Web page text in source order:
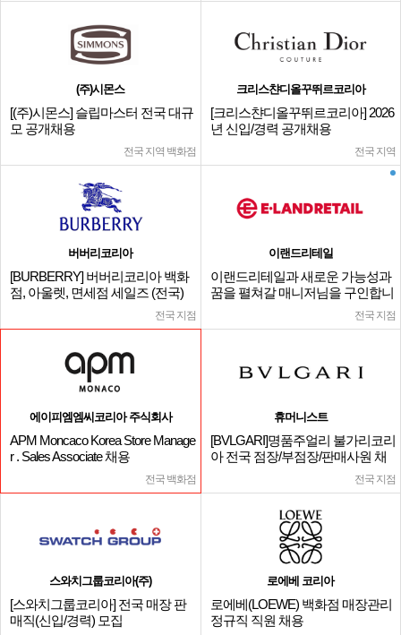
(주)시몬스
[(주)시몬스] 슬립마스터 전국 대규
모 공개채용
전국 지역 백화점
크리스챤디올꾸뛰르코리아
[크리스챤디올꾸뛰르코리아] 2026
년 신입/경력 공개채용
전국 지역
버버리코리아
[BURBERRY] 버버리코리아 백화
점, 아울렛, 면세점 세일즈 (전국)
전국 지점
이랜드리테일
이랜드리테일과 새로운 가능성과
꿈을 펼쳐갈 매니저님을 구인합니
전국 지점
에이피엠엠씨코리아 주식회사
APM Moncaco Korea Store Manage
r . Sales Associate 채용
전국 백화점
휴머니스트
[BVLGARI]명품주얼리 불가리코리
아 전국 점장/부점장/판매사원 채
전국 지점
스와치그룹코리아(주)
[스와치그룹코리아] 전국 매장 판
매직(신입/경력) 모집
로에베 코리아
로에베(LOEWE) 백화점 매장관리
정규직 직원 채용